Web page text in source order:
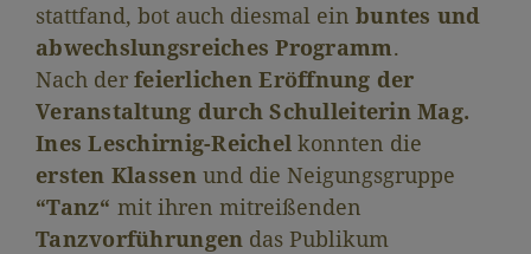
stattfand, bot auch diesmal ein buntes und
abwechslungsreiches Programm.
Nach der feierlichen Eröffnung der
Veranstaltung durch Schulleiterin Mag.
Ines Leschirnig-Reichel konnten die
ersten Klassenund die Neigungsgruppe
“Tanz“ mit ihren mitreißenden
Tanzvorführungen das Publikum